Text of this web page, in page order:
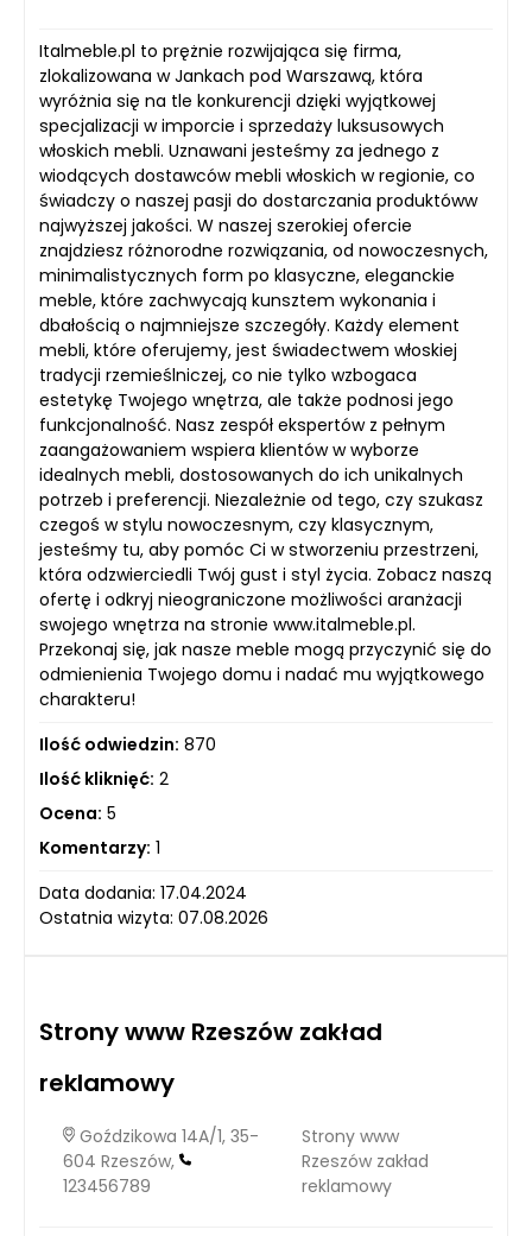
Italmeble.pl to prężnie rozwijająca się firma,
zlokalizowana w Jankach pod Warszawą, która
wyróżnia się na tle konkurencji dzięki wyjątkowej
specjalizacji w imporcie i sprzedaży luksusowych
włoskich mebli. Uznawani jesteśmy za jednego z
wiodących dostawców mebli włoskich w regionie, co
świadczy o naszej pasji do dostarczania produktóww
najwyższej jakości. W naszej szerokiej ofercie
znajdziesz różnorodne rozwiązania, od nowoczesnych,
minimalistycznych form po klasyczne, eleganckie
meble, które zachwycają kunsztem wykonania i
dbałością o najmniejsze szczegóły. Każdy element
mebli, które oferujemy, jest świadectwem włoskiej
tradycji rzemieślniczej, co nie tylko wzbogaca
estetykę Twojego wnętrza, ale także podnosi jego
funkcjonalność. Nasz zespół ekspertów z pełnym
zaangażowaniem wspiera klientów w wyborze
idealnych mebli, dostosowanych do ich unikalnych
potrzeb i preferencji. Niezależnie od tego, czy szukasz
czegoś w stylu nowoczesnym, czy klasycznym,
jesteśmy tu, aby pomóc Ci w stworzeniu przestrzeni,
która odzwierciedli Twój gust i styl życia. Zobacz naszą
ofertę i odkryj nieograniczone możliwości aranżacji
swojego wnętrza na stronie www.italmeble.pl.
Przekonaj się, jak nasze meble mogą przyczynić się do
odmienienia Twojego domu i nadać mu wyjątkowego
charakteru!
Ilość odwiedzin: 870
Ilość kliknięć: 2
Ocena: 5
Komentarzy: 1
Data dodania: 17.04.2024
Ostatnia wizyta: 07.08.2026
Strony www Rzeszów zakład
reklamowy
Goździkowa 14A/1, 35-
604 Rzeszów,
123456789
Strony www
Rzeszów zakład
reklamowy